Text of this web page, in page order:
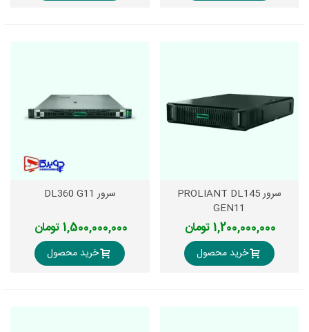
سرور PROLIANT DL145
GEN11
1,200,000,000 تومان
خرید محصول
سرور DL360 G11
1,500,000,000 تومان
خرید محصول